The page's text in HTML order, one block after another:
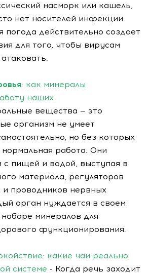
насморк или кашель,
нет носителей инфекции.
погода действительно создает
для того, чтобы вирусам
: как минералы
наших
вещества — это
организм не умеет
но без которых
работа. Они
с пищей и водой, выступая в
материала, регуляторов
проводников нервных
орган нуждается в своем
минералов для
функционирования.
какие чаи реально
системе - Когда речь заходит